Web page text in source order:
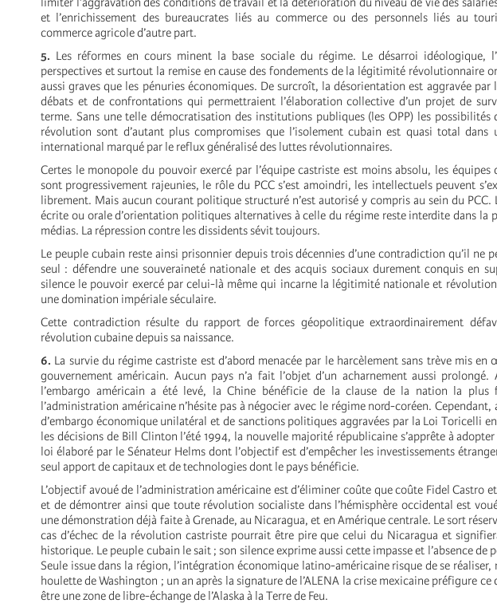
et l’enrichissement des bureaucrates liés au commerce ou des personnels liés au
commerce agricole d’autre part.
5. Les réformes en cours minent la base sociale du régime. Le désarroi idéologique,
perspectives et surtout la remise en cause des fondements de la légitimité révolutionnaire
aussi graves que les pénuries économiques. De surcroît, la désorientation est aggravée par
débats et de confrontations qui permettraient l’élaboration collective d’un projet de
terme. Sans une telle démocratisation des institutions publiques (les OPP) les possibilités
révolution sont d’autant plus compromises que l’isolement cubain est quasi total dans
international marqué par le reflux généralisé des luttes révolutionnaires.
Certes le monopole du pouvoir exercé par l’équipe castriste est moins absolu, les équipes
sont progressivement rajeunies, le rôle du PCC s’est amoindri, les intellectuels peuvent
librement. Mais aucun courant politique structuré n’est autorisé y compris au sein du PCC.
écrite ou orale d’orientation politiques alternatives à celle du régime reste interdite dans la
médias. La répression contre les dissidents sévit toujours.
Le peuple cubain reste ainsi prisonnier depuis trois décennies d’une contradiction qu’il ne
seul : défendre une souveraineté nationale et des acquis sociaux durement conquis en
silence le pouvoir exercé par celui-là même qui incarne la légitimité nationale et
une domination impériale séculaire.
Cette contradiction résulte du rapport de forces géopolitique extraordinairement
révolution cubaine depuis sa naissance.
6. La survie du régime castriste est d’abord menacée par le harcèlement sans trève mis en
gouvernement américain. Aucun pays n’a fait l’objet d’un acharnement aussi prolongé.
l’embargo américain a été levé, la Chine bénéficie de la clause de la nation la plus
l’administration américaine n’hésite pas à négocier avec le régime nord-coréen. Cependant,
d’embargo économique unilatéral et de sanctions politiques aggravées par la Loi Toricelli
les décisions de Bill Clinton l’été 1994, la nouvelle majorité républicaine s’apprête à
loi élaboré par le Sénateur Helms dont l’objectif est d’empêcher les investissements
seul apport de capitaux et de technologies dont le pays bénéficie.
L’objectif avoué de l’administration américaine est d’éliminer coûte que coûte Fidel Castro
et de démontrer ainsi que toute révolution socialiste dans l’hémisphère occidental est
une démonstration déjà faite à Grenade, au Nicaragua, et en Amérique centrale. Le sort
cas d’échec de la révolution castriste pourrait être pire que celui du Nicaragua et
historique. Le peuple cubain le sait ; son silence exprime aussi cette impasse et l’absence de
Seule issue dans la région, l’intégration économique latino-américaine risque de se réaliser,
houlette de Washington ; un an après la signature de l’ALENA la crise mexicaine préfigure ce
être une zone de libre-échange de l’Alaska à la Terre de Feu.